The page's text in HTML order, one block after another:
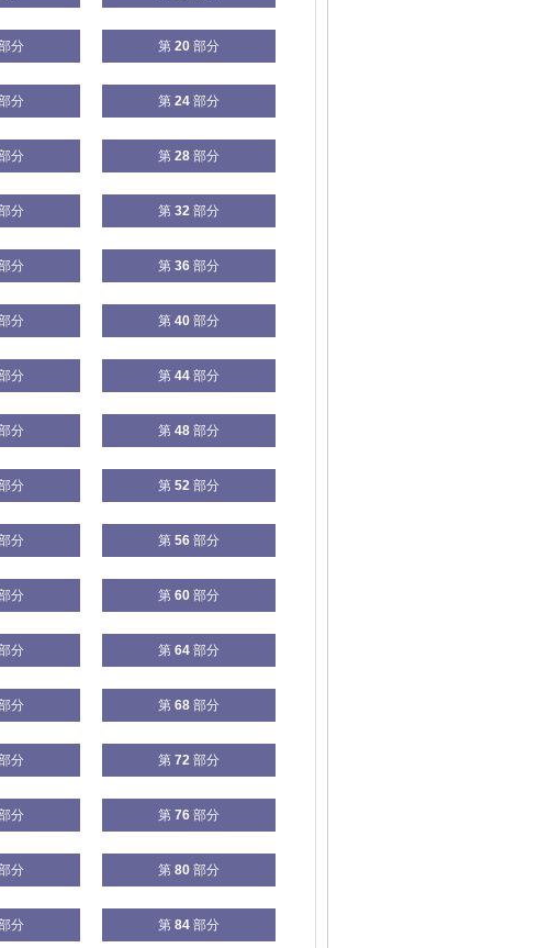
分 第 20 部分
分 第 24 部分
分 第 28 部分
分 第 32 部分
分 第 36 部分
分 第 40 部分
分 第 44 部分
分 第 48 部分
分 第 52 部分
分 第 56 部分
分 第 60 部分
分 第 64 部分
分 第 68 部分
分 第 72 部分
分 第 76 部分
分 第 80 部分
分 第 84 部分